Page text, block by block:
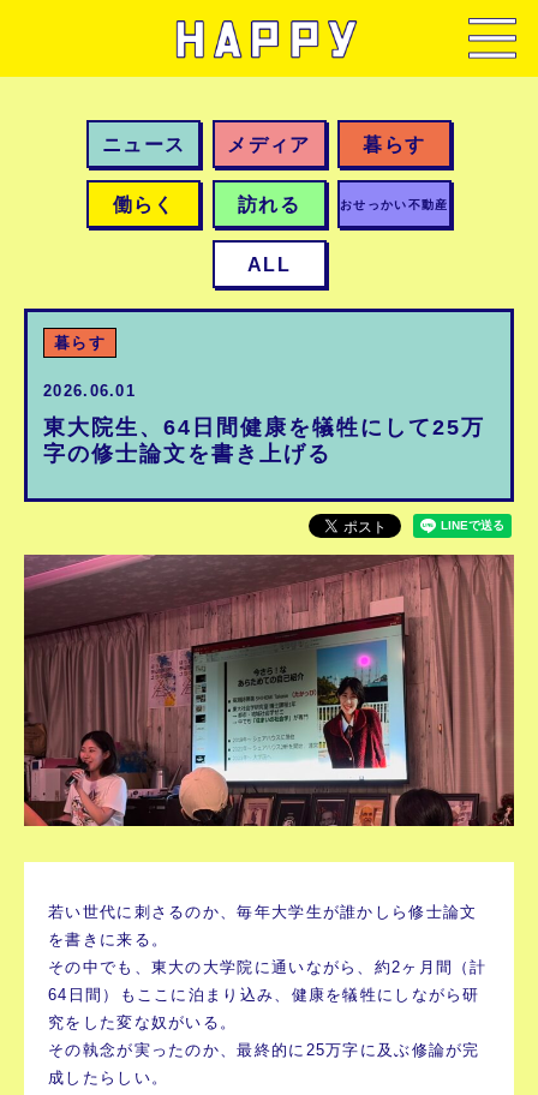
ニュース メディア 暮らす
働らく 訪れる おせっかい不動産
ALL
暮らす
2026.06.01
東大院生、64日間健康を犠牲にして25万
字の修士論文を書き上げる
若い世代に刺さるのか、毎年大学生が誰かしら修士論文
を書きに来る。
その中でも、東大の大学院に通いながら、約2ヶ月間（計
64日間）もここに泊まり込み、健康を犠牲にしながら研
究をした変な奴がいる。
その執念が実ったのか、最終的に25万字に及ぶ修論が完
成したらしい。